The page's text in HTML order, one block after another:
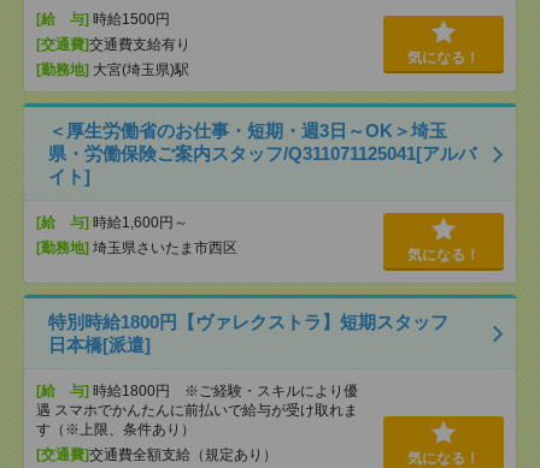
[給 与] 時給1500円
[交通費]交通費支給有り
[勤務地] 大宮(埼玉県)駅
気になる！
＜厚生労働省のお仕事・短期・週3日～OK＞埼玉
県・労働保険ご案内スタッフ/Q311071125041[アルバ
イト]
[給 与] 時給1,600円～
[勤務地] 埼玉県さいたま市西区 気になる！
特別時給1800円【ヴァレクストラ】短期スタッフ
日本橋[派遣]
[給 与] 時給1800円 ※ご経験・スキルにより優
遇 スマホでかんたんに前払いで給与が受け取れま
す（※上限、条件あり）
[交通費]交通費全額支給（規定あり）
気になる！